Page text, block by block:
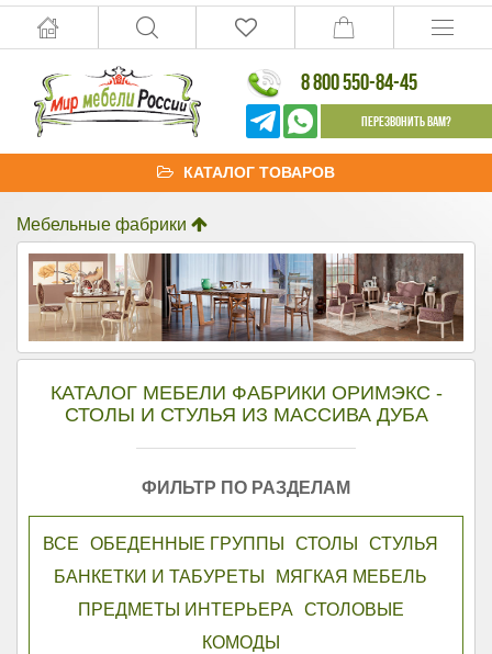
8 800 550-84-45
Перезвонить Вам?
КАТАЛОГ ТОВАРОВ
Мебельные фабрики
КАТАЛОГ МЕБЕЛИ ФАБРИКИ ОРИМЭКС -
СТОЛЫ И СТУЛЬЯ ИЗ МАССИВА ДУБА
ФИЛЬТР ПО РАЗДЕЛАМ
ВСЕ ОБЕДЕННЫЕ ГРУППЫ СТОЛЫ
СТУЛЬЯ
БАНКЕТКИ И ТАБУРЕТЫ
МЯГКАЯ МЕБЕЛЬ
ПРЕДМЕТЫ ИНТЕРЬЕРА
СТОЛОВЫЕ
КОМОДЫ